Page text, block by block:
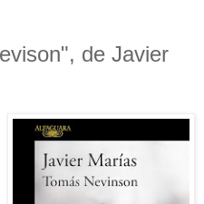
de Javier